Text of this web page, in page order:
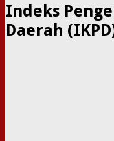
Indeks
Daerah